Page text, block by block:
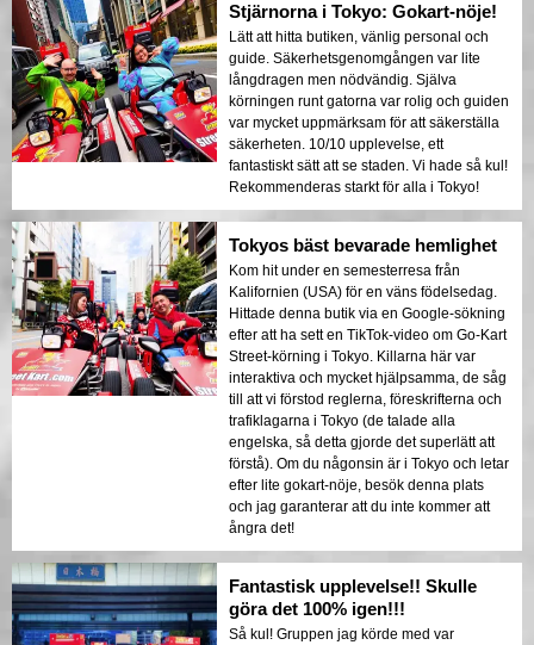
Stjärnorna i Tokyo: Gokart-nöje!
Lätt att hitta butiken, vänlig personal och
guide. Säkerhetsgenomgången var lite
långdragen men nödvändig. Själva
körningen runt gatorna var rolig och guiden
var mycket uppmärksam för att säkerställa
säkerheten. 10/10 upplevelse, ett
fantastiskt sätt att se staden. Vi hade så kul!
Rekommenderas starkt för alla i Tokyo!
Tokyos bäst bevarade hemlighet
Kom hit under en semesterresa från
Kalifornien (USA) för en väns födelsedag.
Hittade denna butik via en Google-sökning
efter att ha sett en TikTok-video om Go-Kart
Street-körning i Tokyo. Killarna här var
interaktiva och mycket hjälpsamma, de såg
till att vi förstod reglerna, föreskrifterna och
trafiklagarna i Tokyo (de talade alla
engelska, så detta gjorde det superlätt att
förstå). Om du någonsin är i Tokyo och letar
efter lite gokart-nöje, besök denna plats
och jag garanterar att du inte kommer att
ångra det!
Fantastisk upplevelse!! Skulle
göra det 100% igen!!!
Så kul! Gruppen jag körde med var